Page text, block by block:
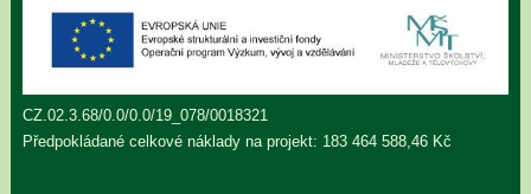
CZ.02.3.68/0.0/0.0/19_078/0018321
Předpokládané celkové náklady na projekt: 183 464 588,46 Kč